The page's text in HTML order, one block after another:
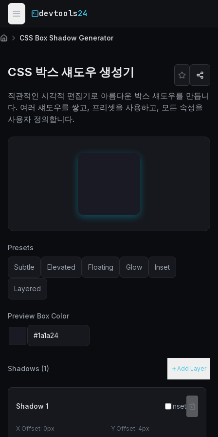
Skip to main content
devtools24
홈 CSS Box Shadow Generator
CSS 박스 섀도우 생성기
직관적인 시각적 편집기로 아름다운 박스 섀도우를 만듭니
다. 여러 섀도우를 쌓고, 프리셋을 사용하고, 모든 속성을
사용자 정의합니다.
Presets
Subtle Elevated Floating Glow Inset
Layered
Preview Box Color
Shadows (1) Add Layer
Shadow 1 Inset
X Offset: 0px Y Offset: 4px